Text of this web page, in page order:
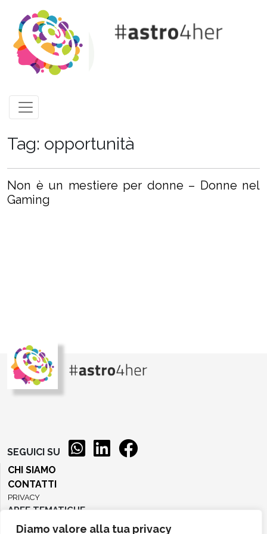
Diamo valore alla tua privacy
Tag: opportunità
Non è un mestiere per donne – Donne nel
Gaming
SEGUICI SU
CHI SIAMO
CONTATTI
PRIVACY
AREE TEMATICHE